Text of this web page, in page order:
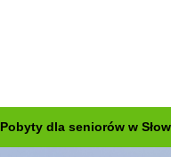
Pobyty dla seniorów w